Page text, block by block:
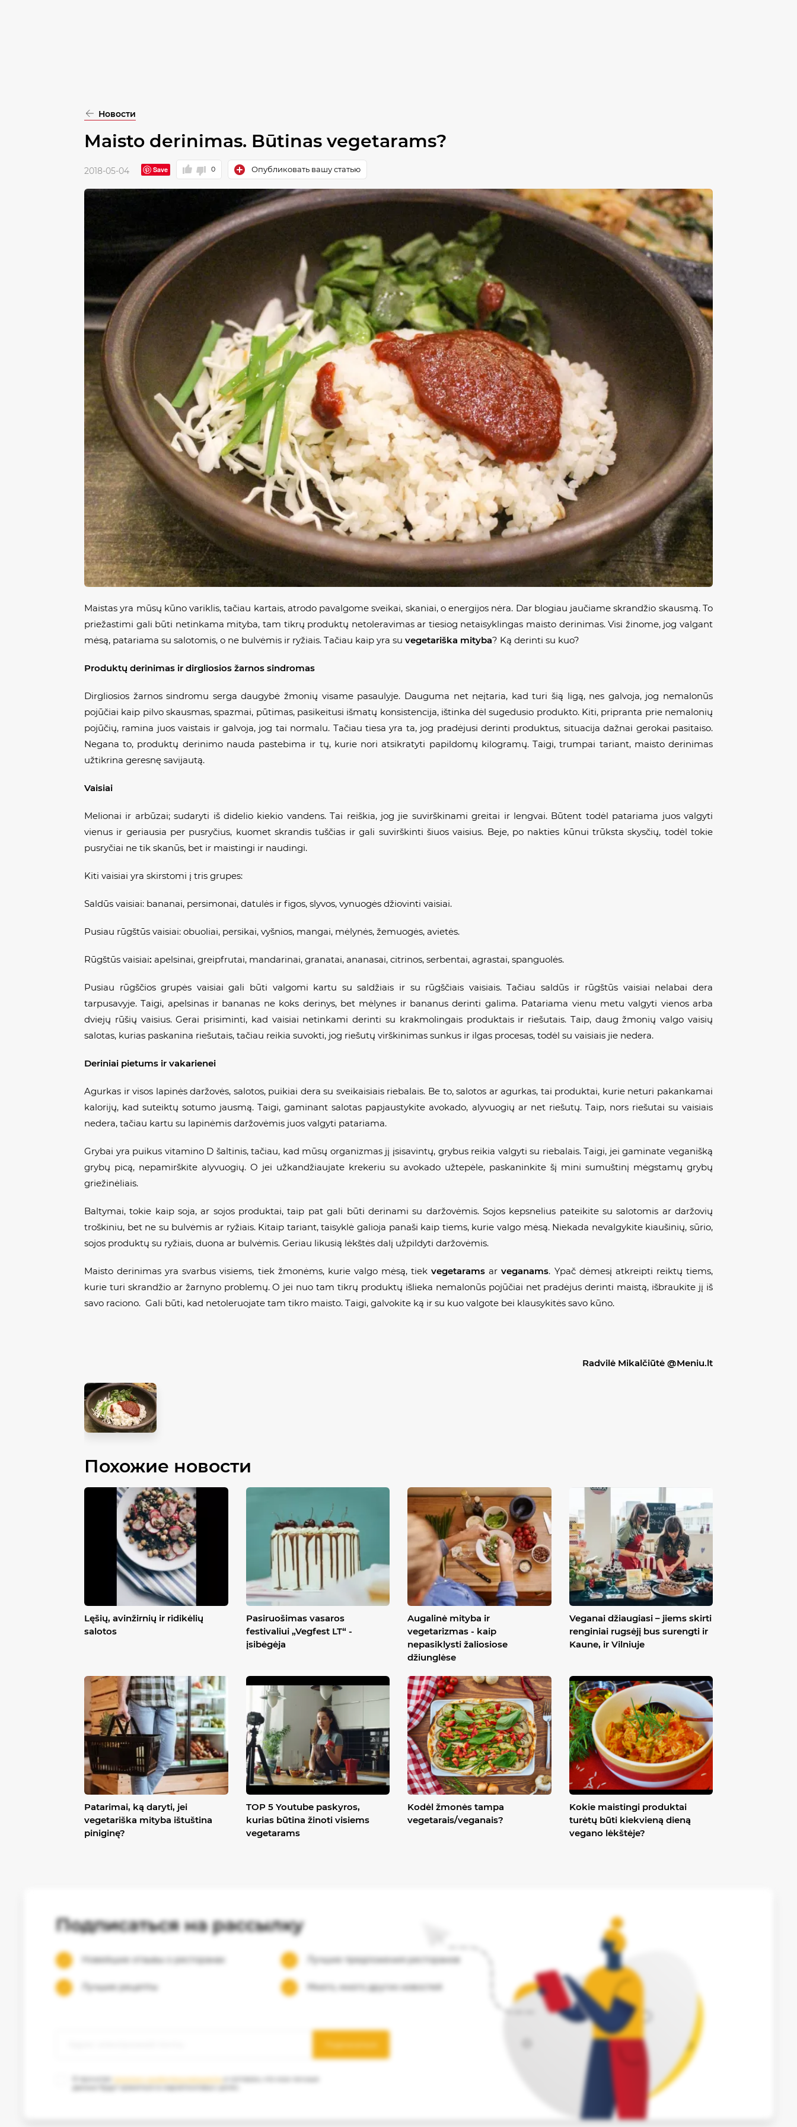
Новости
Maisto derinimas. Būtinas vegetarams?
2018-05-04 Save 0 Опубликовать вашу статью
Maistas yra mūsų kūno variklis, tačiau kartais, atrodo pavalgome sveikai, skaniai, o energijos nėra. Dar blogiau jaučiame skrandžio skausmą. To
priežastimi gali būti netinkama mityba, tam tikrų produktų netoleravimas ar tiesiog netaisyklingas maisto derinimas. Visi žinome, jog valgant
mėsą, patariama su salotomis, o ne bulvėmis ir ryžiais. Tačiau kaip yra su vegetariška mityba? Ką derinti su kuo?
Produktų derinimas ir dirgliosios žarnos sindromas
Dirgliosios žarnos sindromu serga daugybė žmonių visame pasaulyje. Dauguma net neįtaria, kad turi šią ligą, nes galvoja, jog nemalonūs
pojūčiai kaip pilvo skausmas, spazmai, pūtimas, pasikeitusi išmatų konsistencija, ištinka dėl sugedusio produkto. Kiti, pripranta prie nemalonių
pojūčių, ramina juos vaistais ir galvoja, jog tai normalu. Tačiau tiesa yra ta, jog pradėjusi derinti produktus, situacija dažnai gerokai pasitaiso.
Negana to, produktų derinimo nauda pastebima ir tų, kurie nori atsikratyti papildomų kilogramų. Taigi, trumpai tariant, maisto derinimas
užtikrina geresnę savijautą.
Vaisiai
Melionai ir arbūzai; sudaryti iš didelio kiekio vandens. Tai reiškia, jog jie suvirškinami greitai ir lengvai. Būtent todėl patariama juos valgyti
vienus ir geriausia per pusryčius, kuomet skrandis tuščias ir gali suvirškinti šiuos vaisius. Beje, po nakties kūnui trūksta skysčių, todėl tokie
pusryčiai ne tik skanūs, bet ir maistingi ir naudingi.
Kiti vaisiai yra skirstomi į tris grupes:
Saldūs vaisiai: bananai, persimonai, datulės ir figos, slyvos, vynuogės džiovinti vaisiai.
Pusiau rūgštūs vaisiai: obuoliai, persikai, vyšnios, mangai, mėlynės, žemuogės, avietės.
Rūgštūs vaisiai: apelsinai, greipfrutai, mandarinai, granatai, ananasai, citrinos, serbentai, agrastai, spanguolės.
Pusiau rūgščios grupės vaisiai gali būti valgomi kartu su saldžiais ir su rūgščiais vaisiais. Tačiau saldūs ir rūgštūs vaisiai nelabai dera
tarpusavyje. Taigi, apelsinas ir bananas ne koks derinys, bet mėlynes ir bananus derinti galima. Patariama vienu metu valgyti vienos arba
dviejų rūšių vaisius. Gerai prisiminti, kad vaisiai netinkami derinti su krakmolingais produktais ir riešutais. Taip, daug žmonių valgo vaisių
salotas, kurias paskanina riešutais, tačiau reikia suvokti, jog riešutų virškinimas sunkus ir ilgas procesas, todėl su vaisiais jie nedera.
Deriniai pietums ir vakarienei
Agurkas ir visos lapinės daržovės, salotos, puikiai dera su sveikaisiais riebalais. Be to, salotos ar agurkas, tai produktai, kurie neturi pakankamai
kalorijų, kad suteiktų sotumo jausmą. Taigi, gaminant salotas papjaustykite avokado, alyvuogių ar net riešutų. Taip, nors riešutai su vaisiais
nedera, tačiau kartu su lapinėmis daržovėmis juos valgyti patariama.
Grybai yra puikus vitamino D šaltinis, tačiau, kad mūsų organizmas jį įsisavintų, grybus reikia valgyti su riebalais. Taigi, jei gaminate veganišką
grybų picą, nepamirškite alyvuogių. O jei užkandžiaujate krekeriu su avokado užtepėle, paskaninkite šį mini sumuštinį mėgstamų grybų
griežinėliais.
Baltymai, tokie kaip soja, ar sojos produktai, taip pat gali būti derinami su daržovėmis. Sojos kepsnelius pateikite su salotomis ar daržovių
troškiniu, bet ne su bulvėmis ar ryžiais. Kitaip tariant, taisyklė galioja panaši kaip tiems, kurie valgo mėsą. Niekada nevalgykite kiaušinių, sūrio,
sojos produktų su ryžiais, duona ar bulvėmis. Geriau likusią lėkštės dalį užpildyti daržovėmis.
Maisto derinimas yra svarbus visiems, tiek žmonėms, kurie valgo mėsą, tiekvegetarams arveganams. Ypač dėmesį atkreipti reiktų tiems,
kurie turi skrandžio ar žarnyno problemų. O jei nuo tam tikrų produktų išlieka nemalonūs pojūčiai net pradėjus derinti maistą, išbraukite jį iš
savo raciono. Gali būti, kad netoleruojate tam tikro maisto. Taigi, galvokite ką ir su kuo valgote bei klausykitės savo kūno.
Radvilė Mikalčiūtė @Meniu.lt
Похожие новости
Lęšių, avinžirnių ir ridikėlių
salotos
Pasiruošimas vasaros
festivaliui „Vegfest LT“ -
įsibėgėja
Augalinė mityba ir
vegetarizmas - kaip
nepasiklysti žaliosiose
džiunglėse
Veganai džiaugiasi – jiems skirti
renginiai rugsėjį bus surengti ir
Kaune, ir Vilniuje
Patarimai, ką daryti, jei
vegetariška mityba ištuština
piniginę?
TOP 5 Youtube paskyros,
kurias būtina žinoti visiems
vegetarams
Kodėl žmonės tampa
vegetarais/veganais?
Kokie maistingi produktai
turėtų būti kiekvieną dieną
vegano lėkštėje?
Подписаться на рассылку
Новейшие отзывы о ресторанах Лучшие предложения ресторанов
Лучшие рецепты Много, много других новостей
Подписаться
политику конфиденциальности